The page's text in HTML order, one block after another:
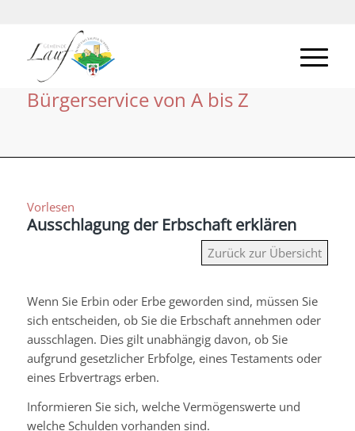
Bürgerservice von A bis Z
Vorlesen
Ausschlagung der Erbschaft erklären
Zurück zur Übersicht
Wenn Sie Erbin oder Erbe geworden sind, müssen Sie
sich entscheiden, ob Sie die Erbschaft annehmen oder
ausschlagen. Dies gilt unabhängig davon, ob Sie
aufgrund gesetzlicher Erbfolge, eines Testaments oder
eines Erbvertrags erben.
Informieren Sie sich, welche Vermögenswerte und
welche Schulden vorhanden sind.